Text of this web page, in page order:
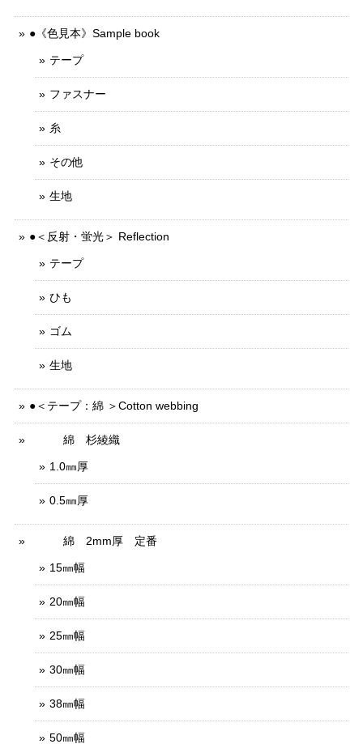
●《色見本》Sample book
テープ
ファスナー
糸
その他
生地
●＜反射・蛍光＞ Reflection
テープ
ひも
ゴム
生地
●＜テープ：綿 ＞Cotton webbing
綿 杉綾織
1.0㎜厚
0.5㎜厚
綿 2mm厚 定番
15㎜幅
20㎜幅
25㎜幅
30㎜幅
38㎜幅
50㎜幅